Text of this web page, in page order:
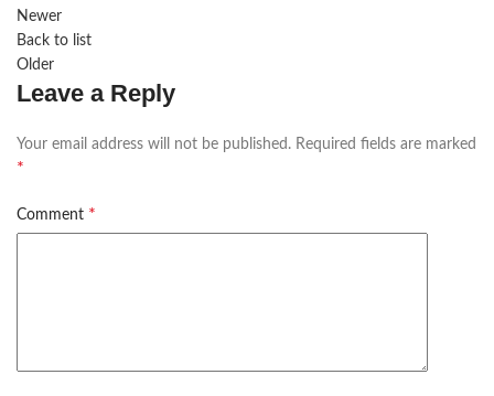
Newer
Back to list
Older
Leave a Reply
Your email address will not be published. Required fields are marked
*
Comment *